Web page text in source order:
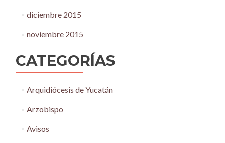
diciembre 2015
noviembre 2015
CATEGORÍAS
Arquidiócesis de Yucatán
Arzobispo
Avisos